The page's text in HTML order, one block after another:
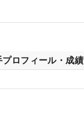
プロフィール・成績